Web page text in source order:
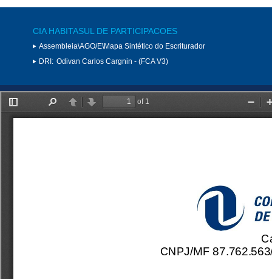
CIA HABITASUL DE PARTICIPACOES
Assembleia\AGO/E\Mapa Sintético do Escriturador
DRI: Odivan Carlos Cargnin - (FCA V3)